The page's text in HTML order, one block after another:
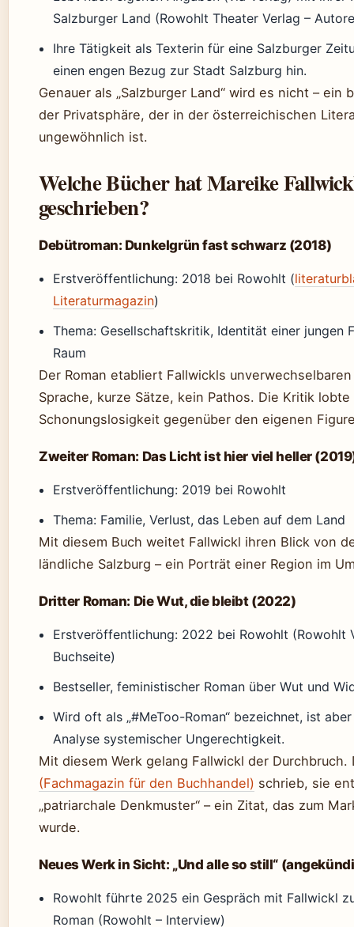
Salzburger Land (Rowohlt Theater Verlag –
Ihre Tätigkeit als Texterin für eine Salzburger
einen engen Bezug zur Stadt Salzburg hin.
Genauer als „Salzburger Land“ wird es nicht – ein
der Privatsphäre, der in der österreichischen
ungewöhnlich ist.
Welche Bücher hat Mareike
geschrieben?
Debütroman: Dunkelgrün fast schwarz (2018)
Erstveröffentlichung: 2018 bei Rowohlt (
Literaturmagazin)
Thema: Gesellschaftskritik, Identität einer jungen
Raum
Der Roman etabliert Fallwickls
Sprache, kurze Sätze, kein Pathos. Die Kritik lobte
Schonungslosigkeit gegenüber den eigenen
Zweiter Roman: Das Licht ist hier viel heller
Erstveröffentlichung: 2019 bei Rowohlt
Thema: Familie, Verlust, das Leben auf dem Land
Mit diesem Buch weitet Fallwickl ihren Blick von
ländliche Salzburg – ein Porträt einer Region im
Dritter Roman: Die Wut, die bleibt (2022)
Erstveröffentlichung: 2022 bei Rowohlt (Rowohlt
Buchseite)
Bestseller, feministischer Roman über Wut und
Wird oft als „#MeToo-Roman“ bezeichnet, ist
Analyse systemischer Ungerechtigkeit.
Mit diesem Werk gelang Fallwickl der Durchbruch.
(Fachmagazin für den Buchhandel) schrieb, sie
„patriarchale Denkmuster“ – ein Zitat, das zum
wurde.
Neues Werk in Sicht: „Und alle so still“
Rowohlt führte 2025 ein Gespräch mit Fallwickl
Roman (Rowohlt – Interview)